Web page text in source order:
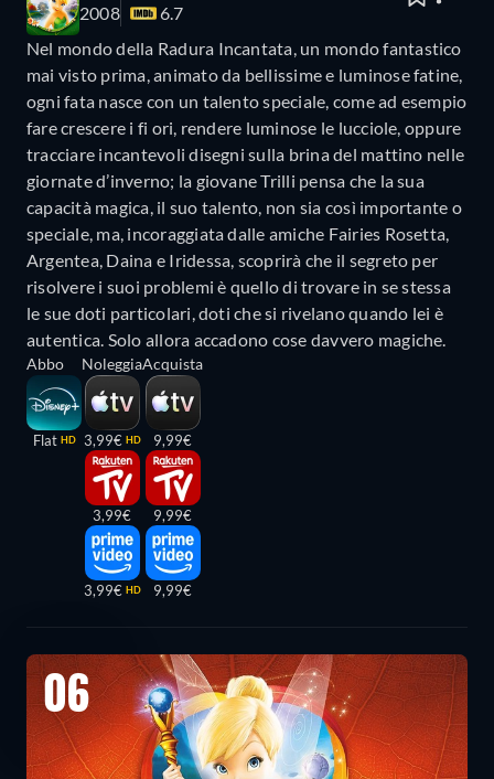
2008
6.7
Nel mondo della Radura Incantata, un mondo fantastico
mai visto prima, animato da bellissime e luminose fatine,
ogni fata nasce con un talento speciale, come ad esempio
fare crescere i fi ori, rendere luminose le lucciole, oppure
tracciare incantevoli disegni sulla brina del mattino nelle
giornate d’inverno; la giovane Trilli pensa che la sua
capacità magica, il suo talento, non sia così importante o
speciale, ma, incoraggiata dalle amiche Fairies Rosetta,
Argentea, Daina e Iridessa, scoprirà che il segreto per
risolvere i suoi problemi è quello di trovare in se stessa
le sue doti particolari, doti che si rivelano quando lei è
autentica. Solo allora accadono cose davvero magiche.
Abbo
Flat HD
Noleggia
3,99€ HD
3,99€
3,99€ HD
Acquista
9,99€
9,99€
9,99€
06